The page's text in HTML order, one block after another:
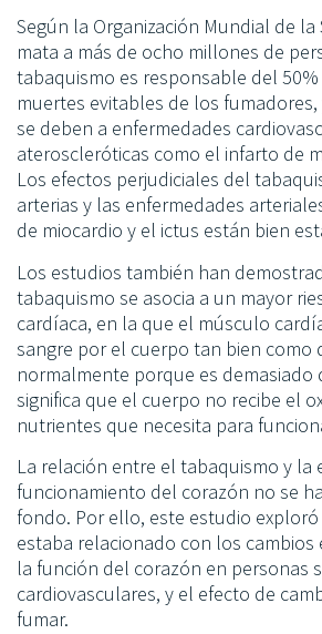
Según la Organización Mundial de
mata a más de ocho millones de
tabaquismo es responsable del
muertes evitables de los
se deben a enfermedades
ateroscleróticas como el infarto de
Los efectos perjudiciales del
arterias y las enfermedades
de miocardio y el ictus están bien
Los estudios también han
tabaquismo se asocia a un mayor
cardíaca, en la que el músculo
sangre por el cuerpo tan bien como
normalmente porque es demasiado
significa que el cuerpo no recibe el
nutrientes que necesita para
La relación entre el tabaquismo y la
funcionamiento del corazón no se
fondo. Por ello, este estudio
estaba relacionado con los
la función del corazón en personas
cardiovasculares, y el efecto de
fumar.